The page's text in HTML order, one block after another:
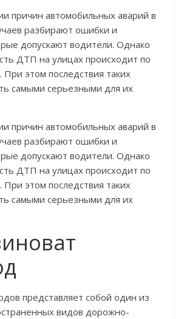
причин автомобильных аварий в
разбирают ошибки и
допускают водители. Однако
ДТП на улицах происходит по
этом последствия таких
самыми серьезными для их
причин автомобильных аварий в
разбирают ошибки и
допускают водители. Однако
ДТП на улицах происходит по
этом последствия таких
самыми серьезными для их
представляет собой один из
видов дорожно-